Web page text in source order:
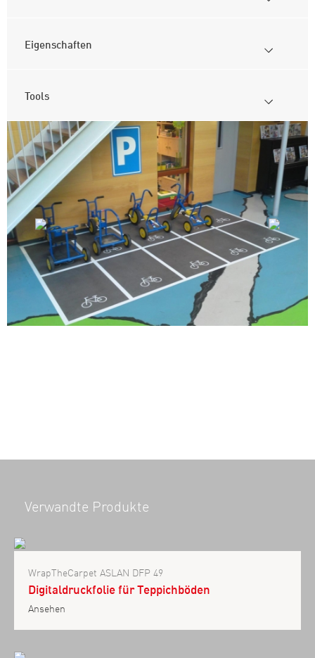
Eigenschaften
Tools
Verwandte Produkte
WrapTheCarpet ASLAN DFP 49
Digitaldruckfolie für Teppichböden
Ansehen